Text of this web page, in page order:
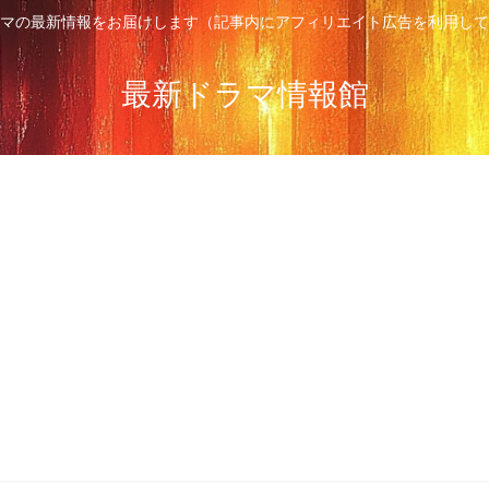
の最新情報をお届けします（記事内にアフィリエイト広告を利用し
最新ドラマ情報館